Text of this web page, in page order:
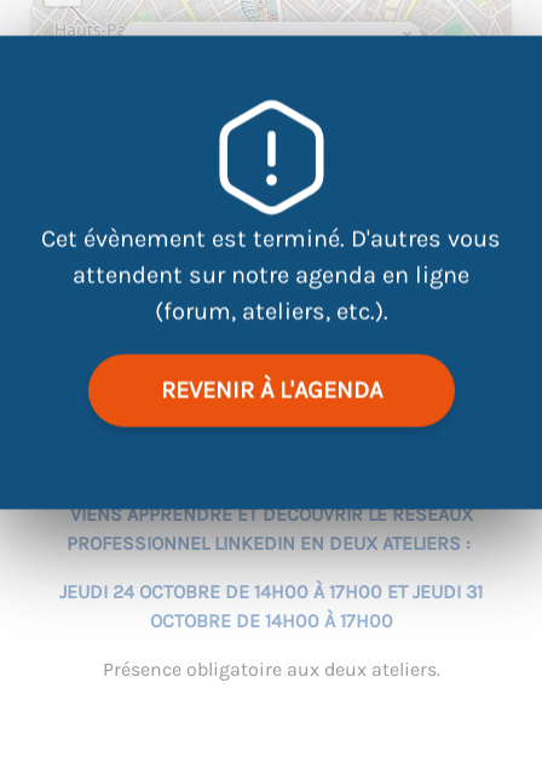
Cet évènement est terminé. D'autres vous
attendent sur notre agenda en ligne
(forum, ateliers, etc.).
REVENIR À L'AGENDA
×
Leaflet |© OpenStreetMap contributors
VIENS APPRENDRE ET DÉCOUVRIR LE RÉSEAUX
PROFESSIONNEL LINKEDIN EN DEUX ATELIERS :
JEUDI 24 OCTOBRE DE 14H00 À 17H00 ET JEUDI 31
OCTOBRE DE 14H00 À 17H00
Présence obligatoire aux deux ateliers.